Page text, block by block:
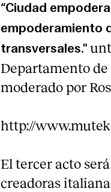
“Ciudad
empoderamiento
transversales."
Departamento
moderado por
http://
El tercer acto
creadoras